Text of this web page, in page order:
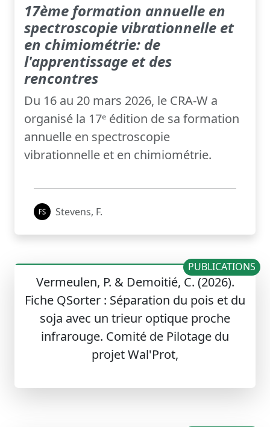
17ème formation annuelle en
spectroscopie vibrationnelle et
en chimiométrie: de
l'apprentissage et des
rencontres
Du 16 au 20 mars 2026, le CRA-W a
organisé la 17ᵉ édition de sa formation
annuelle en spectroscopie
vibrationnelle et en chimiométrie.
Stevens, F.
Vermeulen, P. & Demoitié, C. (2026).
Fiche QSorter : Séparation du pois et du
soja avec un trieur optique proche
infrarouge. Comité de Pilotage du
projet Wal'Prot,
PUBLICATIONS